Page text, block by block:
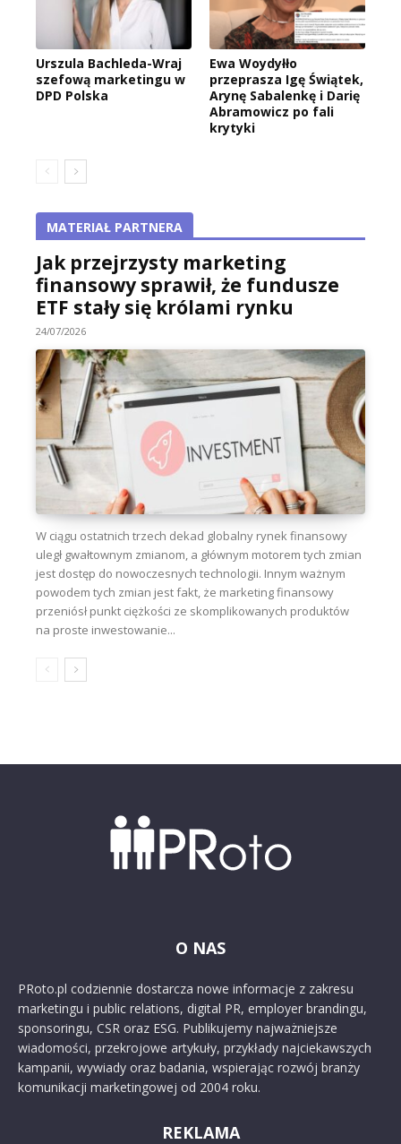
Urszula Bachleda-Wraj
szefową marketingu w
DPD Polska
Ewa Woydyłło
przeprasza Igę Świątek,
Arynę Sabalenkę i Darię
Abramowicz po fali
krytyki
MATERIAŁ PARTNERA
Jak przejrzysty marketing
finansowy sprawił, że fundusze
ETF stały się królami rynku
24/07/2026
W ciągu ostatnich trzech dekad globalny rynek finansowy
uległ gwałtownym zmianom, a głównym motorem tych zmian
jest dostęp do nowoczesnych technologii. Innym ważnym
powodem tych zmian jest fakt, że marketing finansowy
przeniósł punkt ciężkości ze skomplikowanych produktów
na proste inwestowanie...
O NAS
PRoto.pl codziennie dostarcza nowe informacje z zakresu
marketingu i public relations, digital PR, employer brandingu,
sponsoringu, CSR oraz ESG. Publikujemy najważniejsze
wiadomości, przekrojowe artykuły, przykłady najciekawszych
kampanii, wywiady oraz badania, wspierając rozwój branży
komunikacji marketingowej od 2004 roku.
REKLAMA